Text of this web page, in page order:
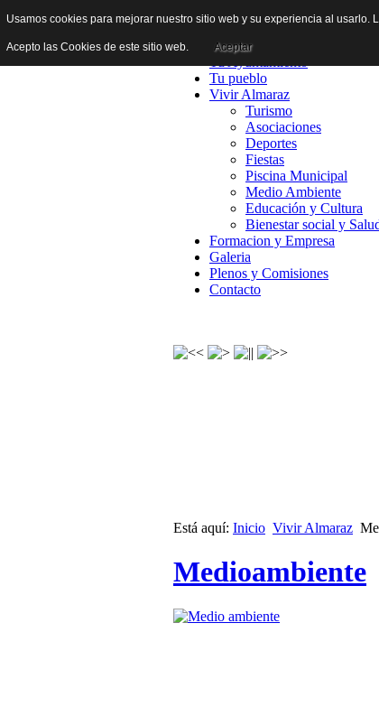
Inicio
Tu pueblo
Vivir Almaraz
Turismo
Asociaciones
Deportes
Fiestas
Piscina Municipal
Medio Ambiente
Educación y Cultura
Bienestar social y
Formacion y Empresa
Galeria
Plenos y Comisiones
Contacto
Está aquí: Inicio Vivir Almaraz
Medioambiente
Usamos cookies para mejorar nuestro sitio web y su experiencia al
Acepto las Cookies de este sitio web. Aceptar